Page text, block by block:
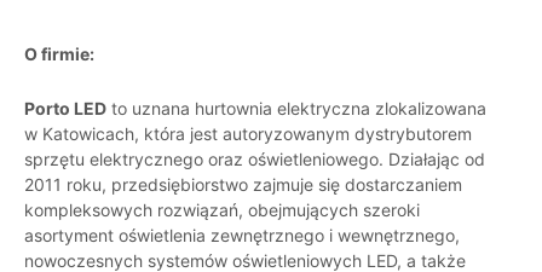
O firmie:
Porto LED to uznana hurtownia elektryczna zlokalizowana
w Katowicach, która jest autoryzowanym dystrybutorem
sprzętu elektrycznego oraz oświetleniowego. Działając od
2011 roku, przedsiębiorstwo zajmuje się dostarczaniem
kompleksowych rozwiązań, obejmujących szeroki
asortyment oświetlenia zewnętrznego i wewnętrznego,
nowoczesnych systemów oświetleniowych LED, a także